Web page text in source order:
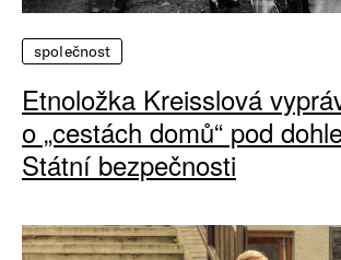
společnost
Etnoložka Kreisslová
o „cestách domů“ pod
Státní bezpečnosti